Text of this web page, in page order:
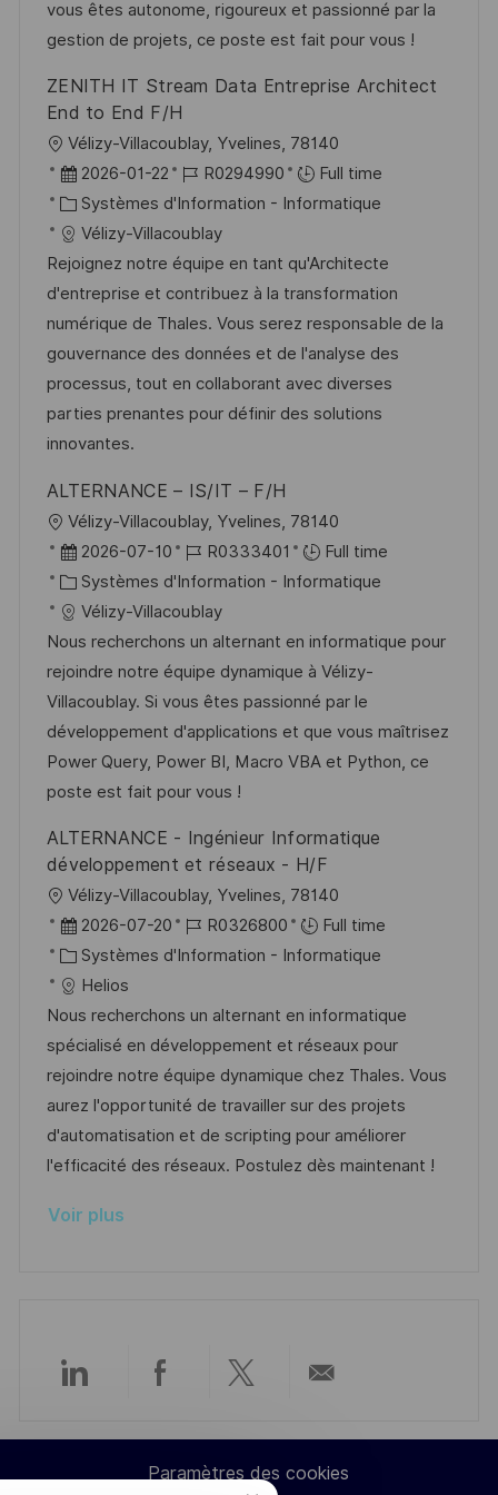
t
i
n
f
i
h
c
e
u
s
e
r
i
vous êtes autonome, rigoureux et passionné par la
gestion de projets, ce poste est fait pour vous !
ZENITH IT Stream Data Entreprise Architect
End to End F/H
o
c
a
l
i
s
a
t
i
o
Vélizy-Villacoublay, Yvelines, 78140
D
a
t
e
d
’
a
f
f
i
h
a
g
e
2026-01-22
R
é
f
é
r
e
n
c
e
p
o
s
t
e
R0294990
Full time
C
a
t
é
g
o
r
i
e
Systèmes d'Information - Informatique
Vélizy-Villacoublay
Rejoignez notre équipe en tant qu'Architecte
d'entreprise et contribuez à la transformation
numérique de Thales. Vous serez responsable de la
gouvernance des données et de l'analyse des
processus, tout en collaborant avec diverses
parties prenantes pour définir des solutions
innovantes.
ALTERNANCE – IS/IT – F/H
o
c
a
l
i
s
a
t
i
n
Vélizy-Villacoublay, Yvelines, 78140
D
a
t
e
d
’
a
f
f
c
g
2026-07-10
R
é
f
é
r
e
n
c
e
u
s
R0333401
Full time
C
a
t
é
g
o
r
i
Systèmes d'Information - Informatique
Vélizy-Villacoublay
Nous recherchons un alternant en informatique pour
rejoindre notre équipe dynamique à Vélizy-
Villacoublay. Si vous êtes passionné par le
développement d'applications et que vous maîtrisez
Power Query, Power BI, Macro VBA et Python, ce
poste est fait pour vous !
ALTERNANCE - Ingénieur Informatique
développement et réseaux - H/F
o
c
a
l
i
s
a
t
i
n
Vélizy-Villacoublay, Yvelines, 78140
D
a
t
e
d
’
a
f
f
c
2026-07-20
R
é
é
r
e
n
c
e
R0326800
Full time
C
a
t
é
g
o
r
i
Systèmes d'Information - Informatique
Helios
Nous recherchons un alternant en informatique
spécialisé en développement et réseaux pour
rejoindre notre équipe dynamique chez Thales. Vous
aurez l'opportunité de travailler sur des projets
d'automatisation et de scripting pour améliorer
l'efficacité des réseaux. Postulez dès maintenant !
Voir plus
Partager
via
Partager
via
Partager
via
par
Paramètres des cookies